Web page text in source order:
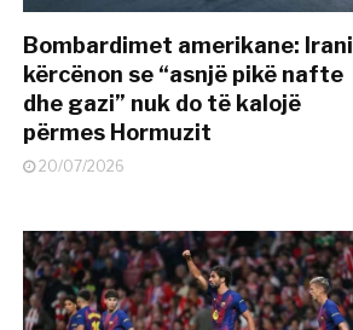
Bombardimet amerikane: Irani
kërcënon se “asnjë pikë nafte
dhe gazi” nuk do të kalojë
përmes Hormuzit
20/07/2026